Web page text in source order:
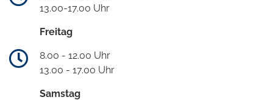
13.00-17.00 Uhr
Freitag
8.00 - 12.00 Uhr
13.00 - 17.00 Uhr
Samstag